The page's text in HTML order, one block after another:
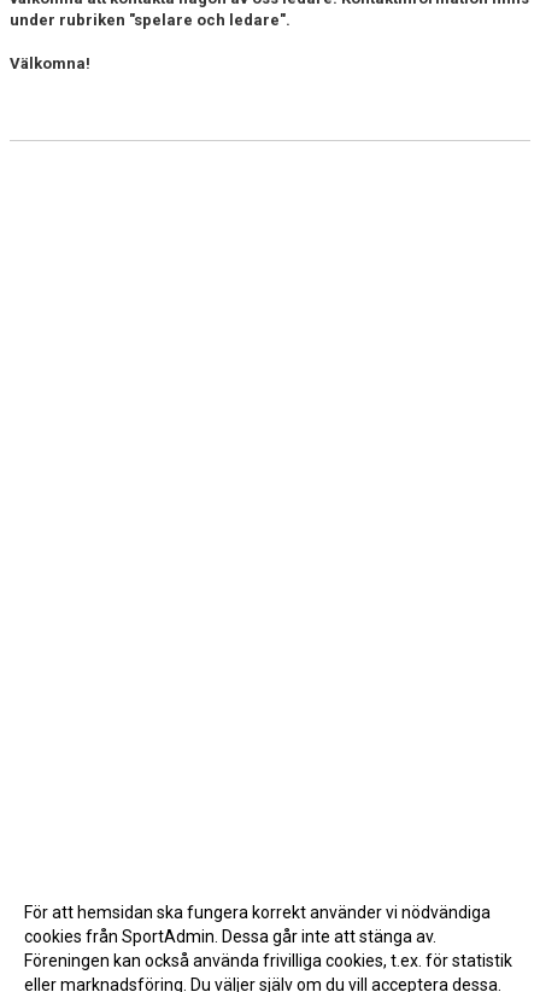
under rubriken "spelare och ledare".
Välkomna!
För att hemsidan ska fungera korrekt använder vi nödvändiga
cookies från SportAdmin. Dessa går inte att stänga av.
Föreningen kan också använda frivilliga cookies, t.ex. för statistik
eller marknadsföring. Du väljer själv om du vill acceptera dessa.